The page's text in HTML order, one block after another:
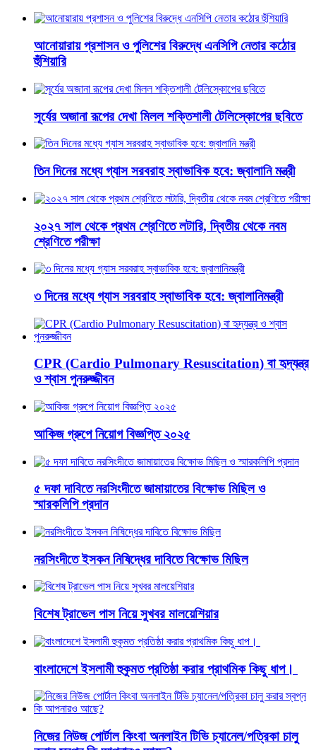
আনোয়ারায় প্রশাসন ও পুলিশের বিরুদ্ধে এনসিপি নেতার কঠোর
হুঁশিয়ারি
সূর্যের অজানা রূপের দেখা মিলল শক্তিশালী টেলিস্কোপের ছবিতে
তিন দিনের মধ্যে গ্যাস সরবরাহ স্বাভাবিক হবে: জ্বালানি মন্ত্রী
২০২৭ সাল থেকে প্রথম শ্রেণিতে লটারি, দ্বিতীয় থেকে নবম
শ্রেণিতে পরীক্ষা
৩ দিনের মধ্যে গ্যাস সরবরাহ স্বাভাবিক হবে: জ্বালানিমন্ত্রী
CPR (Cardio Pulmonary Resuscitation) বা হৃদ্‌যন্ত্র
ও শ্বাস পুনরুজ্জীবন
আকিজ গ্রুপে নিয়োগ বিজ্ঞপ্তি ২০২৫
৫ দফা দাবিতে নরসিংদীতে জামায়াতের বিক্ষোভ মিছিল ও
স্মারকলিপি প্রদান
নরসিংদীতে ইসকন নিষিদ্ধের দাবিতে বিক্ষোভ মিছিল
বিশেষ ট্রাভেল পাস নিয়ে সুখবর মালয়েশিয়ার
বাংলাদেশে ইসলামী হুকুমত প্রতিষ্ঠা করার প্রাথমিক কিছু ধাপ।
নিজের নিউজ পোর্টাল কিংবা অনলাইন টিভি চ্যানেল/পত্রিকা চালু